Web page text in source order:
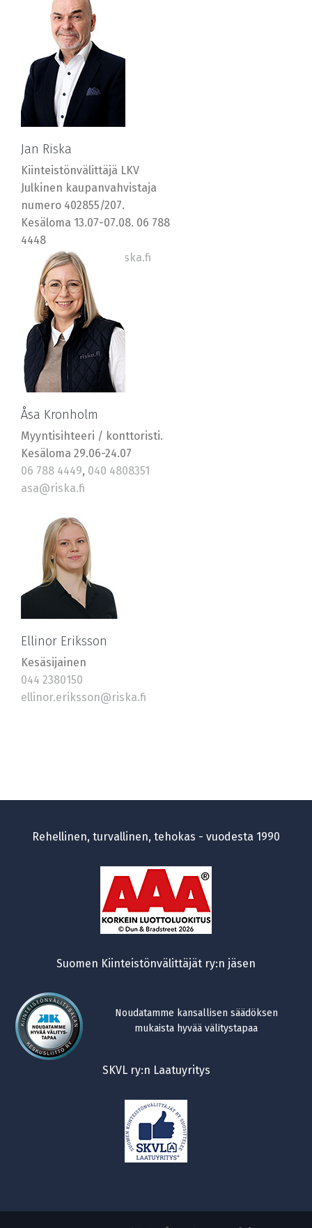
Jan Riska
Kiinteistönvälittäjä LKV
Julkinen kaupanvahvistaja
numero 402855/207.
Kesäloma 13.07-07.08. 06 788
4448
0400 569577, jan@riska.fi
Åsa Kronholm
Myyntisihteeri / konttoristi.
Kesäloma 29.06-24.07
06 788 4449, 040 4808351
asa@riska.fi
Ellinor Eriksson
Kesäsijainen
044 2380150
ellinor.eriksson@riska.fi
Rehellinen, turvallinen, tehokas - vuodesta 1990
Suomen Kiinteistönvälittäjät ry:n jäsen
Noudatamme kansallisen säädöksen
mukaista hyvää välitystapaa
SKVL ry:n Laatuyritys